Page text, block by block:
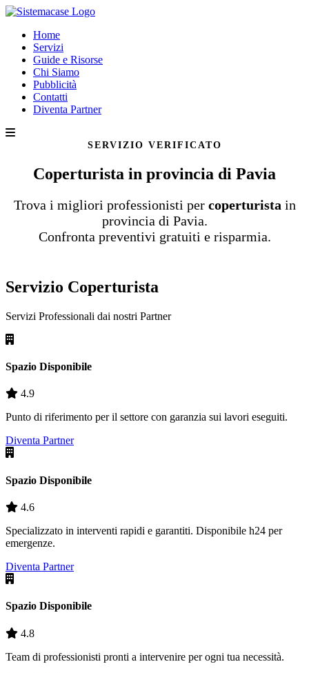
Home
Servizi
Guide e Risorse
Chi Siamo
Pubblicità
Contatti
Diventa Partner
SERVIZIO VERIFICATO
Coperturista in provincia di Pavia
Trova i migliori professionisti per coperturista in
provincia di Pavia.
Confronta preventivi gratuiti e risparmia.
Servizio Coperturista
Servizi Professionali dai nostri Partner
Spazio Disponibile
4.9
Punto di riferimento per il settore con garanzia sui lavori eseguiti.
Diventa Partner
Spazio Disponibile
4.6
Specializzato in interventi rapidi e garantiti. Disponibile h24 per
emergenze.
Diventa Partner
Spazio Disponibile
4.8
Team di professionisti pronti a intervenire per ogni tua necessità.